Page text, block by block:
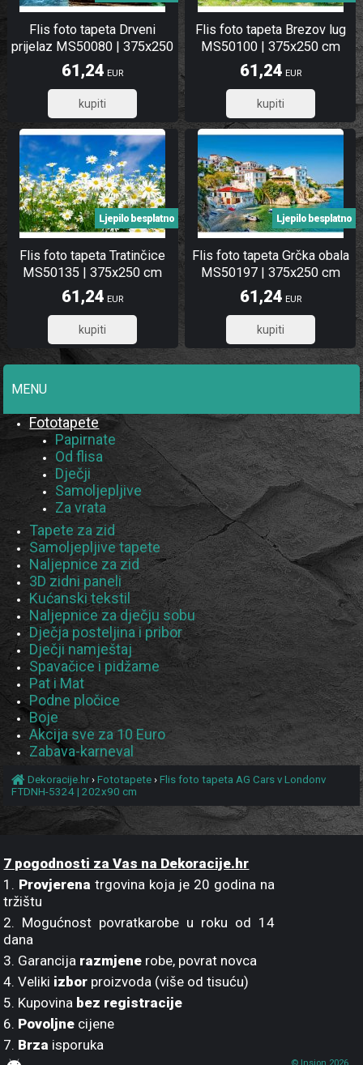
Flis foto tapeta Drveni
prijelaz MS50080 | 375x250
cm
61,24 EUR
48,99
Flis foto tapeta Brezov lug
MS50100 | 375x250 cm
61,24 EUR
48,99
Flis foto tapeta Tratinčice
MS50135 | 375x250 cm
Ljepilo besplatno
61,24 EUR
48,99
Flis foto tapeta Grčka obala
MS50197 | 375x250 cm
Ljepilo besplatno
61,24 EUR
48,99
MENU
Fototapete
Papirnate
Od flisa
Dječji
Samoljepljive
Za vrata
Tapete za zid
Samoljepljive tapete
Naljepnice za zid
3D zidni paneli
Kućanski tekstil
Naljepnice za dječju sobu
Dječja posteljina i pribor
Dječji namještaj
Spavačice i pidžame
Pat i Mat
Podne pločice
Boje
Akcija sve za 10 Euro
Zabava-karneval
Dekoracije.hr›Fototapete ›Flis foto tapeta AG Cars v Londonv
FTDNH-5324 | 202x90 cm
7 pogodnosti za Vas na Dekoracije.hr
1. Provjerena trgovina koja je 20 godina na
tržištu
2. Mogućnost povratkarobe u roku od 14
dana
3. Garancija razmjene robe, povrat novca
4. Veliki izbor proizvoda (više od tisuću)
5. Kupovina bez registracije
6. Povoljne cijene
7. Brza isporuka